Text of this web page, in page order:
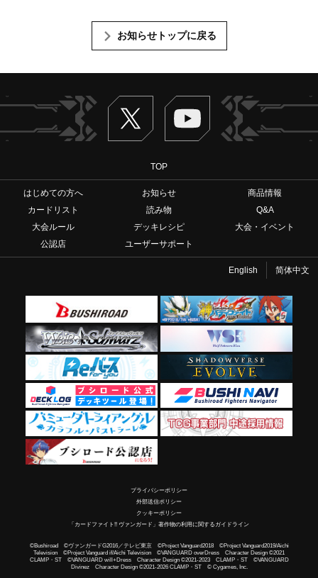
お知らせトップに戻る
Twitter ヴァンガードch
TOP
はじめての方へ お知らせ
商品情報
カードリスト
読み物
Q&A
大会ルール
デッキレシピ
大会・イベント
公認店
ユーザーサポート
English 简体中文
プライバシーポリシー
外部送信ポリシー
クッキーポリシー
「カードファイト!! ヴァンガード」著作物の利用に関するガイドライン
©Bushiroad ©ヴァンガードG2016／テレビ東京 ©Project Vanguard2018 ©Project Vanguard2019/Aichi
Television ©Project Vanguard if/Aichi Television ©VANGUARD overDress Character Design ©2021
CLAMP・ST ©VANGUARD will+Dress Character Design ©2021-2023 CLAMP・ST ©VANGUARD
Divinez Character Design ©2021-2026 CLAMP・ST © Cygames, Inc.